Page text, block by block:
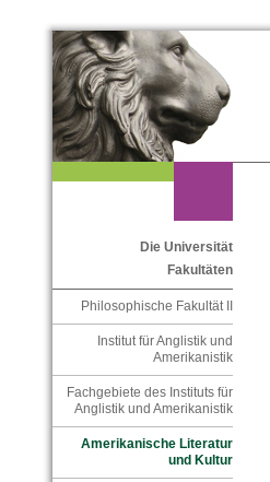
Die Universität
Fakultäten
Philosophische Fakultät II
Institut für Anglistik und
Amerikanistik
Fachgebiete des Instituts für
Anglistik und Amerikanistik
Amerikanische Literatur
und Kultur